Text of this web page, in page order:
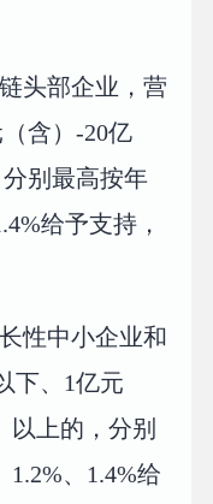
头部企业，营
含）-20亿
别最高按年
给予支持，
性中小企业和
下、1亿元
以上的，分别
、1.4%给